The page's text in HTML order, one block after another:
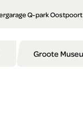
Q-park Oostpoort
Groote